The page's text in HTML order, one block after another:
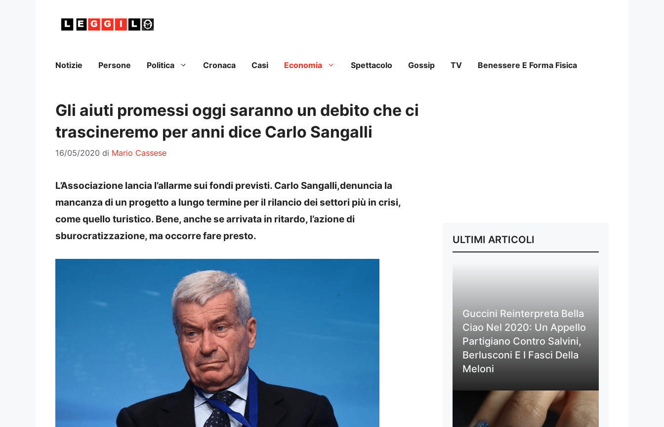
Notizie Persone Politica Cronaca Casi Economia Spettacolo Gossip TV Benessere E Forma Fisica
Gli aiuti promessi oggi saranno un debito che ci
trascineremo per anni dice Carlo Sangalli
16/05/2020 di Mario Cassese
L’Associazione lancia l’allarme sui fondi previsti. Carlo Sangalli,denuncia la
mancanza di un progetto a lungo termine per il rilancio dei settori più in crisi,
come quello turistico. Bene, anche se arrivata in ritardo, l’azione di
sburocratizzazione, ma occorre fare presto.
ULTIMI ARTICOLI
Guccini Reinterpreta Bella
Ciao Nel 2020: Un Appello
Partigiano Contro Salvini,
Berlusconi E I Fasci Della
Meloni